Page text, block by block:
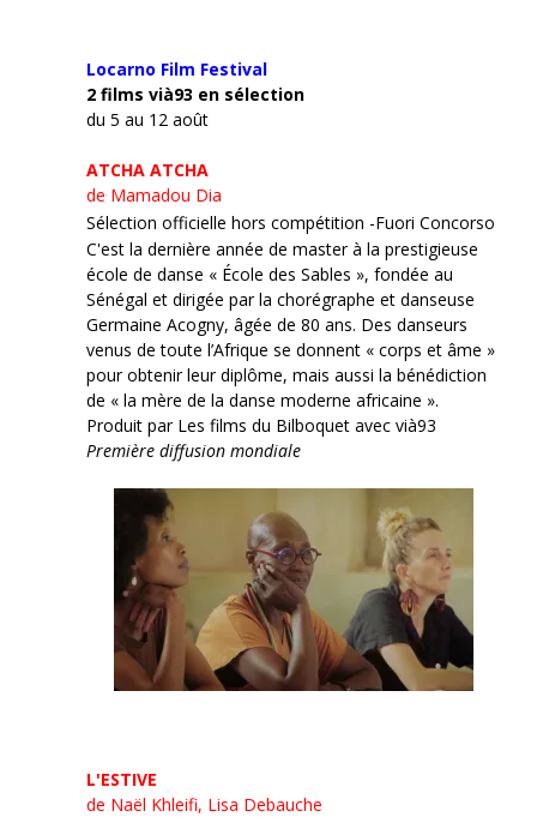
Locarno Film Festival
2 films vià93 en sélection
du 5 au 12 août
ATCHA ATCHA
de Mamadou Dia
Sélection officielle hors compétition -Fuori Concorso
C'est la dernière année de master à la prestigieuse
école de danse « École des Sables », fondée au
Sénégal et dirigée par la chorégraphe et danseuse
Germaine Acogny, âgée de 80 ans. Des danseurs
venus de toute l’Afrique se donnent « corps et âme »
pour obtenir leur diplôme, mais aussi la bénédiction
de « la mère de la danse moderne africaine ».
Produit par Les films du Bilboquet avec vià93
Première diffusion mondiale
L'ESTIVE
de Naël Khleifi, Lisa Debauche